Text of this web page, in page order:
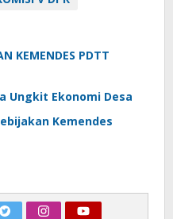
KEMENDES PDTT
Ungkit Ekonomi Desa
Kemendes